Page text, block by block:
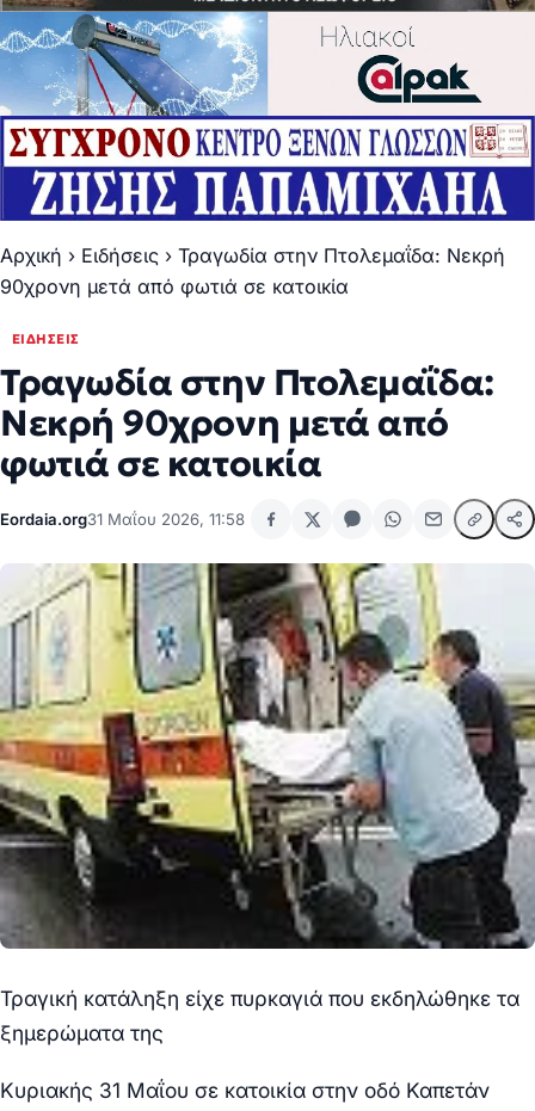
Αρχική › Ειδήσεις › Τραγωδία στην Πτολεμαΐδα: Νεκρή
90χρονη μετά από φωτιά σε κατοικία
ΕΙΔΉΣΕΙΣ
Τραγωδία στην Πτολεμαΐδα:
Νεκρή 90χρονη μετά από
φωτιά σε κατοικία
Eordaia.org31 Μαΐου 2026, 11:58
Τραγική κατάληξη είχε πυρκαγιά που εκδηλώθηκε τα
ξημερώματα της
Κυριακής 31 Μαΐου σε κατοικία στην οδό Καπετάν